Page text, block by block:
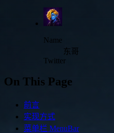
Name
东哥
Twitter
On This Page
前言
实现方式
菜单栏 MenuBar